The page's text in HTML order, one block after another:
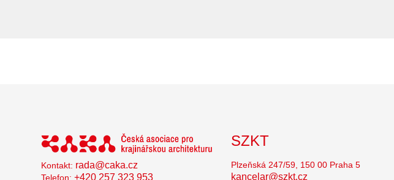
Kontakt: rada@caka.cz
Telefon: +420 257 323 953
SZKT
Plzeňská 247/59, 150 00 Praha 5
kancelar@szkt.cz